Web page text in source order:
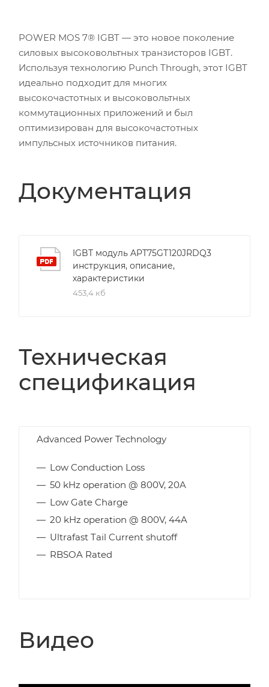
POWER MOS 7® IGBT — это новое поколение
силовых высоковольтных транзисторов IGBT.
Используя технологию Punch Through, этот IGBT
идеально подходит для многих
высокочастотных и высоковольтных
коммутационных приложений и был
оптимизирован для высокочастотных
импульсных источников питания.
Документация
IGBT модуль APT75GT120JRDQ3
инструкция, описание,
характеристики
453,4 кб
Техническая
спецификация
Advanced Power Technology
Low Conduction Loss
50 kHz operation @ 800V, 20A
Low Gate Charge
20 kHz operation @ 800V, 44A
Ultrafast Tail Current shutoff
RBSOA Rated
Видео